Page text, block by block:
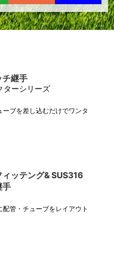
チ継手
ターシリーズ
ーブを差し込むだけでワンタ
ィッテング& SUS316
手
配管・チューブをレイアウト